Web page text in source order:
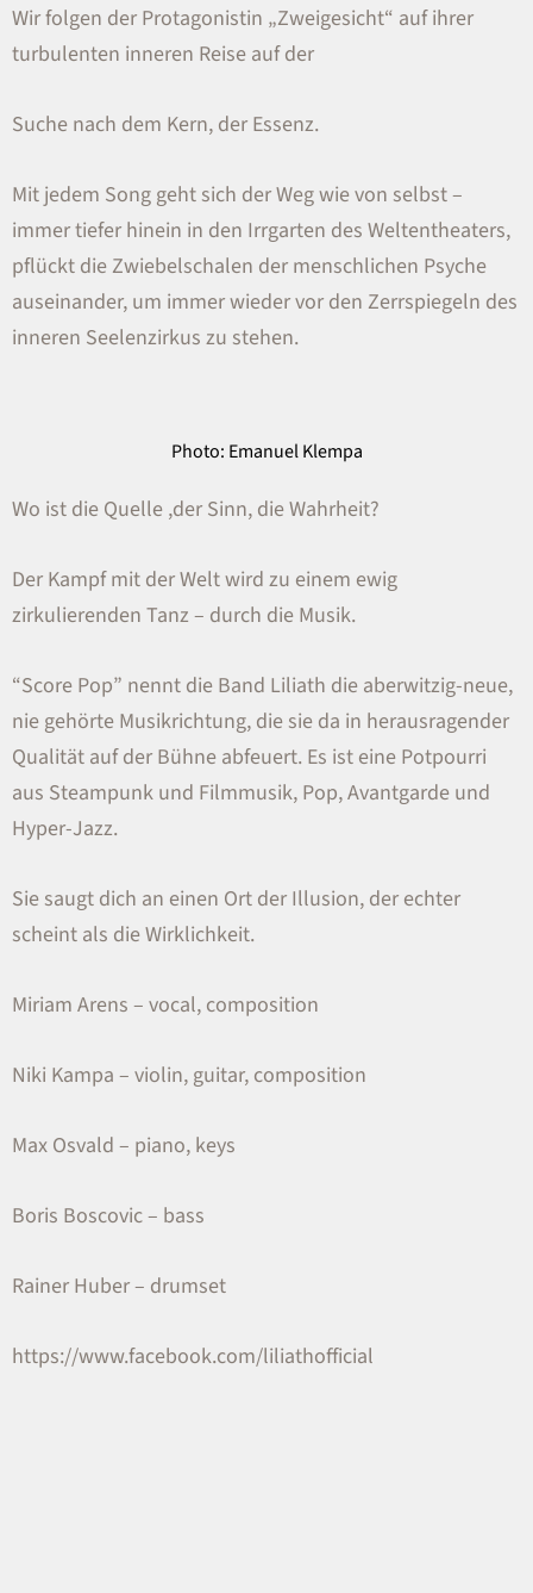
Wir folgen der Protagonistin „Zweigesicht“ auf ihrer
turbulenten inneren Reise auf der
Suche nach dem Kern, der Essenz.
Mit jedem Song geht sich der Weg wie von selbst –
immer tiefer hinein in den Irrgarten des Weltentheaters,
pflückt die Zwiebelschalen der menschlichen Psyche
auseinander, um immer wieder vor den Zerrspiegeln des
inneren Seelenzirkus zu stehen.
Photo: Emanuel Klempa
Wo ist die Quelle ,der Sinn, die Wahrheit?
Der Kampf mit der Welt wird zu einem ewig
zirkulierenden Tanz – durch die Musik.
“Score Pop” nennt die Band Liliath die aberwitzig-neue,
nie gehörte Musikrichtung, die sie da in herausragender
Qualität auf der Bühne abfeuert. Es ist eine Potpourri
aus Steampunk und Filmmusik, Pop, Avantgarde und
Hyper-Jazz.
Sie saugt dich an einen Ort der Illusion, der echter
scheint als die Wirklichkeit.
Miriam Arens – vocal, composition
Niki Kampa – violin, guitar, composition
Max Osvald – piano, keys
Boris Boscovic – bass
Rainer Huber – drumset
https://www.facebook.com/liliathofficial